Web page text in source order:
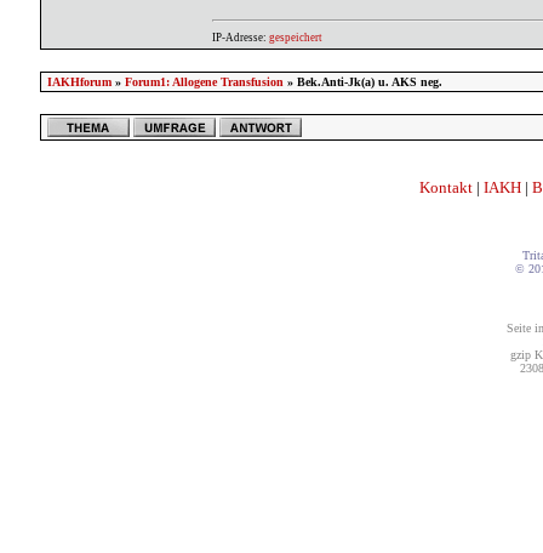
IP-Adresse: gespeichert
IAKHforum» Forum1: Allogene Transfusion » Bek.Anti-Jk(a) u. AKS neg.
Kontakt | IAKH |
©
Seite
gzip